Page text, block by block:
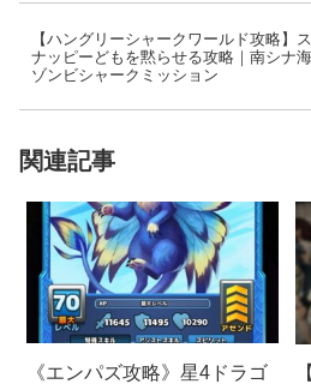
【ハングリーシャークワールド攻略】ス
ナッピーどもを黙らせる攻略｜南シナ海
ゾンビシャークミッション
関連記事
《エンパズ攻略》星4ドラゴ